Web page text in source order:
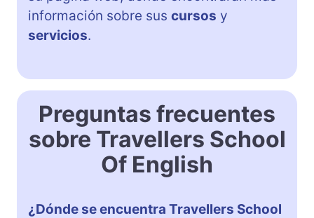
información sobre sus cursos y
servicios.
Preguntas frecuentes
sobre Travellers School
Of English
¿Dónde se encuentra Travellers School